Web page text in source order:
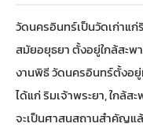
วัดนครอินทร์เป็นวัดเก่าแ
สมัยอยุธยา ตั้งอยู่ใกล้สะพ
งานพิธี วัดนครอินทร์ตั้งอ
ได้แก่ ริมเจ้าพระยา, ใกล้
จะเป็นศาสนสถานสำคัญแ